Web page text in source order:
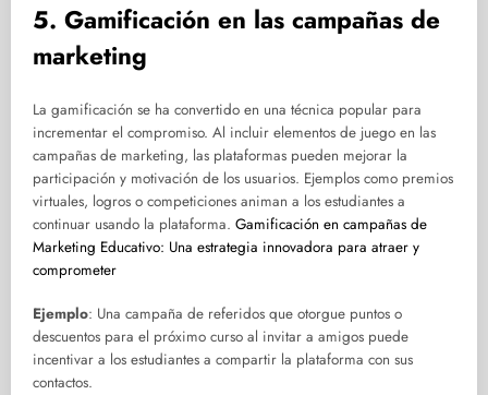
5. Gamificación en las campañas de
marketing
La gamificación se ha convertido en una técnica popular para
incrementar el compromiso. Al incluir elementos de juego en las
campañas de marketing, las plataformas pueden mejorar la
participación y motivación de los usuarios. Ejemplos como premios
virtuales, logros o competiciones animan a los estudiantes a
continuar usando la plataforma. Gamificación en campañas de
Marketing Educativo: Una estrategia innovadora para atraer y
comprometer
Ejemplo: Una campaña de referidos que otorgue puntos o
descuentos para el próximo curso al invitar a amigos puede
incentivar a los estudiantes a compartir la plataforma con sus
contactos.